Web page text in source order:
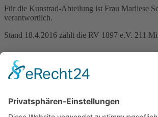
Für die Kunstrad-Abteilung ist Frau Marliese
verantwortlich.
Stand 18.4.2016 zählt die RV 1897 e.V. 211
------------------
Vorstand Norbert Hartmann